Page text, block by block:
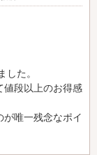
た。
値段以上のお得感
唯一残念なポイ